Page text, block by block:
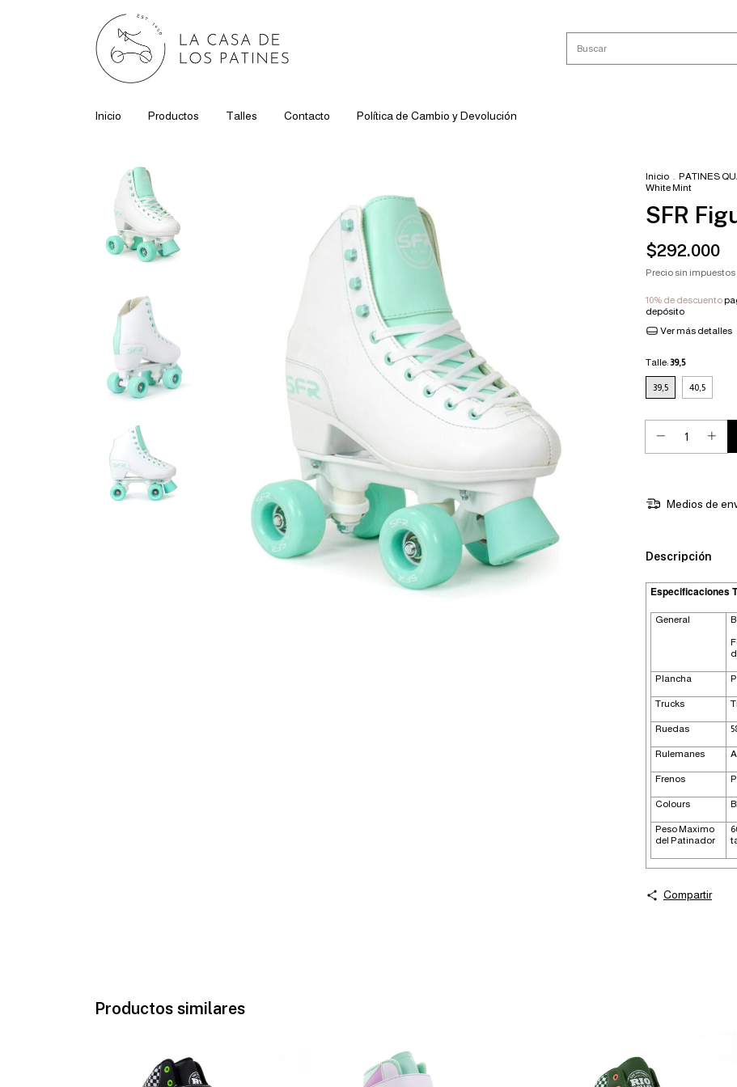
Inicio Productos Talles Contacto Política de Cambio y Devolución
Inicio . PATINES
White Mint
SFR
$292.000
Precio sin impuestos
10% de descuento
depósito
Ver más detalles
Talle:39,5
39,5 40,5
Medios de
Descripción
Especificaciones
General
Plancha
Trucks
Ruedas
Rulemanes
Frenos
Colours
Peso Maximo
del Patinador
Compartir
Productos similares